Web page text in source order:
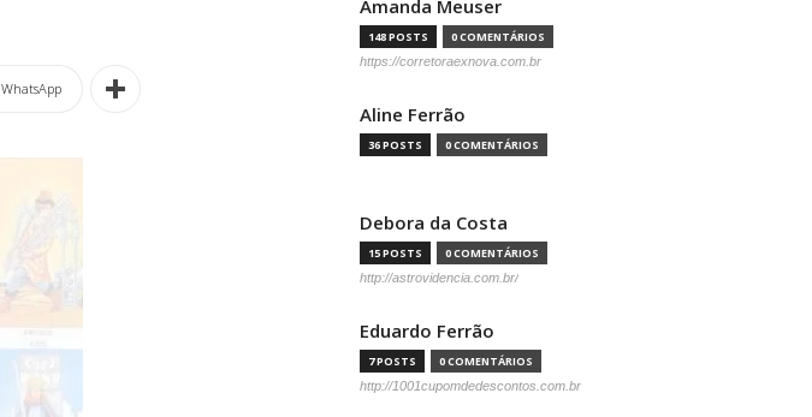
WhatsApp
Amanda Meuser
148 POSTS 0 COMENTÁRIOS
https://corretoraexnova.com.br
Aline Ferrão
36 POSTS 0 COMENTÁRIOS
Debora da Costa
15 POSTS 0 COMENTÁRIOS
http://astrovidencia.com.br/
Eduardo Ferrão
7 POSTS 0 COMENTÁRIOS
http://1001cupomdedescontos.com.br